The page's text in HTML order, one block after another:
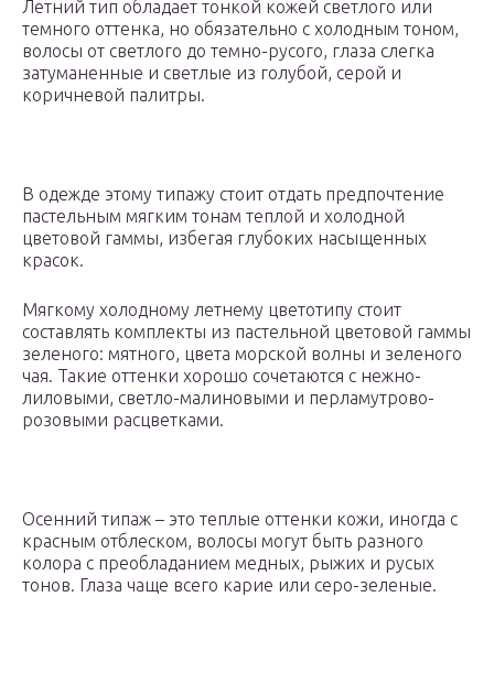
Летний тип обладает тонкой кожей светлого или
темного оттенка, но обязательно с холодным тоном,
волосы от светлого до темно-русого, глаза слегка
затуманенные и светлые из голубой, серой и
коричневой палитры.
В одежде этому типажу стоит отдать предпочтение
пастельным мягким тонам теплой и холодной
цветовой гаммы, избегая глубоких насыщенных
красок.
Мягкому холодному летнему цветотипу стоит
составлять комплекты из пастельной цветовой гаммы
зеленого: мятного, цвета морской волны и зеленого
чая. Такие оттенки хорошо сочетаются с нежно-
лиловыми, светло-малиновыми и перламутрово-
розовыми расцветками.
Осенний типаж – это теплые оттенки кожи, иногда с
красным отблеском, волосы могут быть разного
колора с преобладанием медных, рыжих и русых
тонов. Глаза чаще всего карие или серо-зеленые.